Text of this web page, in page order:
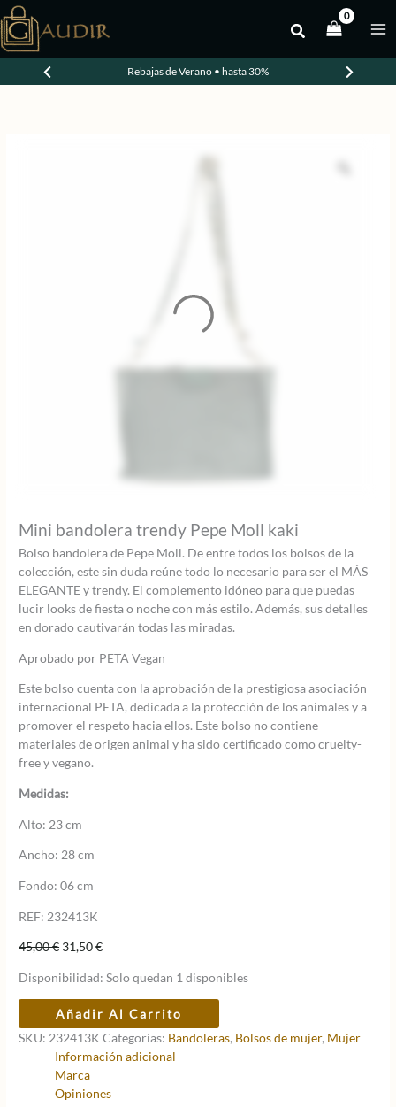
al
contenido
Rebajas de Verano • hasta 30%
-30%
Mini bandolera trendy Pepe Moll kaki
Bolso bandolera de Pepe Moll. De entre todos los bolsos de la
colección, este sin duda reúne todo lo necesario para ser el MÁS
ELEGANTE y trendy. El complemento idóneo para que puedas
lucir looks de fiesta o noche con más estilo. Además, sus detalles
en dorado cautivarán todas las miradas.
Aprobado por PETA Vegan
Este bolso cuenta con la aprobación de la prestigiosa asociación
internacional PETA, dedicada a la protección de los animales y a
promover el respeto hacia ellos. Este bolso no contiene
materiales de origen animal y ha sido certificado como cruelty-
free y vegano.
Medidas:
Alto: 23 cm
Ancho: 28 cm
Fondo: 06 cm
REF: 232413K
45,00€ El
original
era:
45,00 €.
31,50€El
actual
es:
31,50 €.
Disponibilidad: Solo quedan 1 disponibles
bandolera
trendy
Añadir Al Carrito
SKU: 232413K Categorías: Bandoleras, Bolsos de mujer, Mujer
Información adicional
Marca
Opiniones